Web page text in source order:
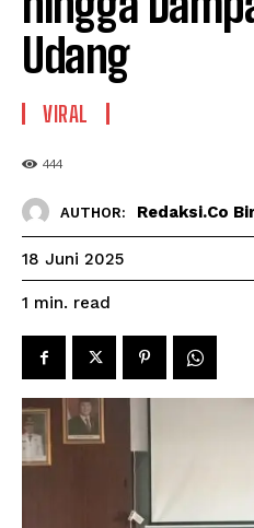
Udang
VIRAL
444
AUTHOR: Redaksi.co
18 Juni 2025
1 min. read